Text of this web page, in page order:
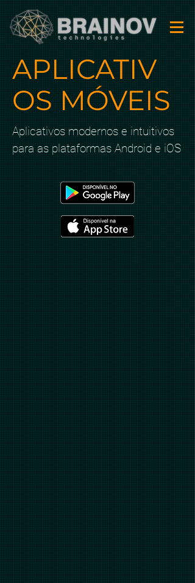
APLICATIV
OS MÓVEIS
Aplicativos modernos e intuitivos
para as plataformas Android e iOS